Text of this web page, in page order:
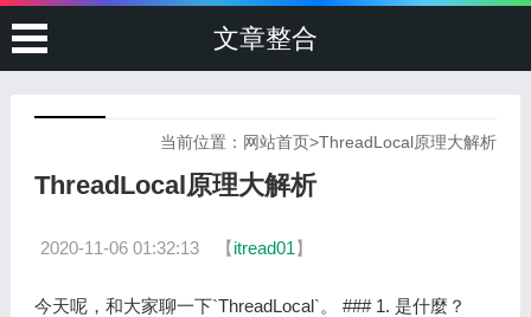
文章整合
当前位置： 网站首页>ThreadLocal原理大解析
ThreadLocal原理大解析
2020-11-06 01:32:13 【itread01】
今天呢，和大家聊一下`ThreadLocal`。 ### 1. 是什麼？